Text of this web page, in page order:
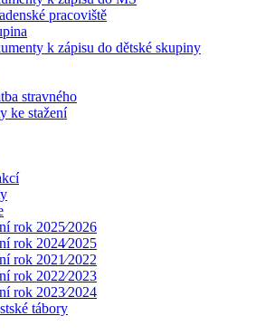
pracoviště
k zápisu do dětské skupiny
stravného
ke stažení
rok 2025⁄2026
rok 2024⁄2025
rok 2021⁄2022
rok 2022⁄2023
rok 2023⁄2024
tábory